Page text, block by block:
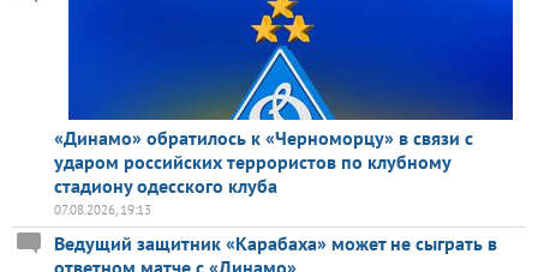
«Динамо» обратилось к «Черноморцу» в связи с
ударом российских террористов по клубному
стадиону одесского клуба
07.08.2026, 19:13
Ведущий защитник «Карабаха» может не сыграть в
ответном матче с «Динамо»